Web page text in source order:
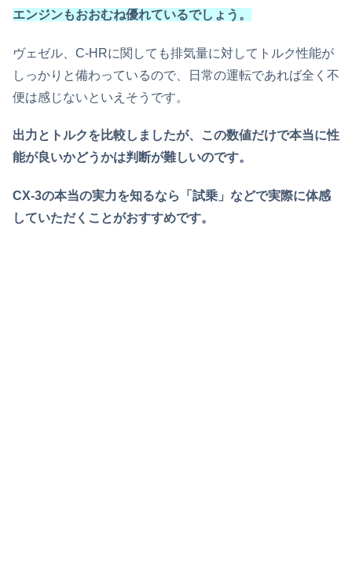
エンジンもおおむね優れているでしょう。
ヴェゼル、C-HRに関しても排気量に対してトルク性能が
しっかりと備わっているので、日常の運転であれば全く不
便は感じないといえそうです。
出力とトルクを比較しましたが、この数値だけで本当に性
能が良いかどうかは判断が難しいのです。
CX-3の本当の実力を知るなら「試乗」などで実際に体感
していただくことがおすすめです。